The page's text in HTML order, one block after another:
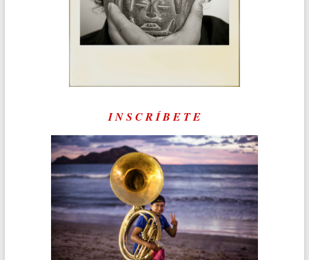
I N S C R Í B E T E